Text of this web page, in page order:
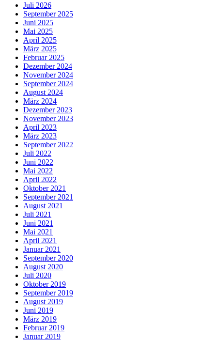
Juli 2026
September 2025
Juni 2025
Mai 2025
April 2025
März 2025
Februar 2025
Dezember 2024
November 2024
September 2024
August 2024
März 2024
Dezember 2023
November 2023
April 2023
März 2023
September 2022
Juli 2022
Juni 2022
Mai 2022
April 2022
Oktober 2021
September 2021
August 2021
Juli 2021
Juni 2021
Mai 2021
April 2021
Januar 2021
September 2020
August 2020
Juli 2020
Oktober 2019
September 2019
August 2019
Juni 2019
März 2019
Februar 2019
Januar 2019